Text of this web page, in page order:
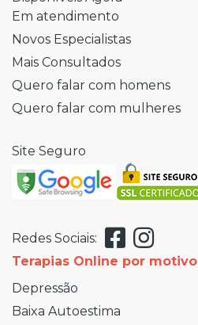
Em atendimento
Novos Especialistas
Mais Consultados
Quero falar com homens
Quero falar com mulheres
Site Seguro
Redes Sociais:
Terapias Online por motivo
Depressão
Baixa Autoestima